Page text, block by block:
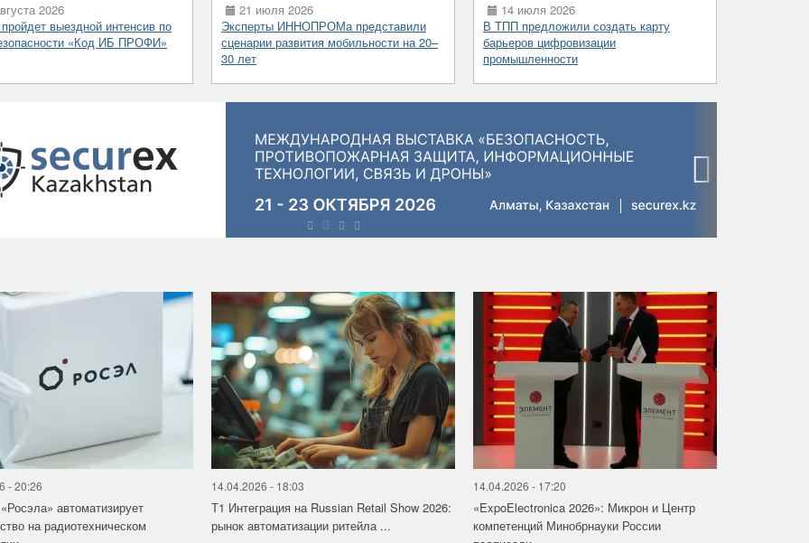
2026
выездной интенсив по
«Код ИБ ПРОФИ»
21 июля 2026
Эксперты ИННОПРОМа представили
сценарии развития мобильности на 20–
30 лет
14 июля 2026
В ТПП предложили создать карту
барьеров цифровизации
промышленности
- 20:26
автоматизирует
на радиотехническом
14.04.2026 - 18:03
Т1 Интеграция на Russian Retail Show 2026:
рынок автоматизации ритейла ...
14.04.2026 - 17:20
«ExpoElectronica 2026»: Микрон и Центр
компетенций Минобрнауки России